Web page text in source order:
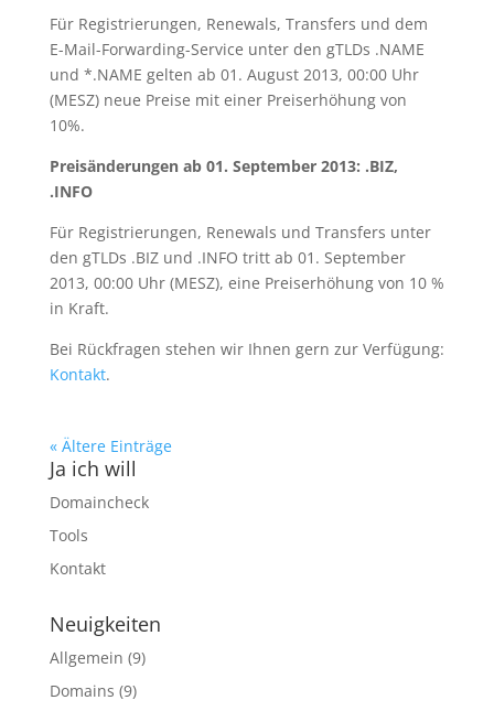
Für Registrierungen, Renewals, Transfers und dem
E-Mail-Forwarding-Service unter den gTLDs .NAME
und *.NAME gelten ab 01. August 2013, 00:00 Uhr
(MESZ) neue Preise mit einer Preiserhöhung von
10%.
Preisänderungen ab 01. September 2013: .BIZ,
.INFO
Für Registrierungen, Renewals und Transfers unter
den gTLDs .BIZ und .INFO tritt ab 01. September
2013, 00:00 Uhr (MESZ), eine Preiserhöhung von 10 %
in Kraft.
Bei Rückfragen stehen wir Ihnen gern zur Verfügung:
Kontakt.
« Ältere Einträge
Ja ich will
Domaincheck
Tools
Kontakt
Neuigkeiten
Allgemein (9)
Domains (9)